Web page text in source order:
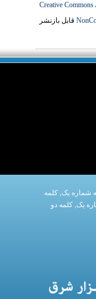
Creative
قابل بازنشر
یک,کلمه
یک,کلمه دو